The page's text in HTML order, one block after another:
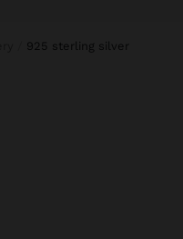
925 sterling silver